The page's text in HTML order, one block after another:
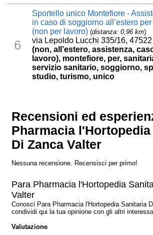
6
Sportello unico Montefiore -
in caso di soggiorno all’estero
(non per lavoro) (distanza: 0,96 km)
via Lepoldo Lucchi 335/16,
(non, all’estero, assistenza,
lavoro), montefiore, per,
servizio sanitario, soggiorno,
studio, turismo, unico
Recensioni ed
Pharmacia
Di Zanca Valter
Nessuna recensione. Recensisci per primo!
Para Pharmacia l'Hortopedia
Valter
Conosci Para Pharmacia l'Hortopedia Sanitaria
condividi qui la tua opinione con gli altri
Valutazione